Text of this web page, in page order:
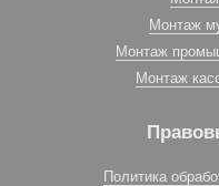
Монтаж
Монтаж
Монтаж
Политика